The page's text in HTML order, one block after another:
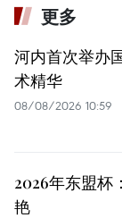
更多
河内首次举办
术精华
08/08/2026 10:59
2026年东盟杯
艳